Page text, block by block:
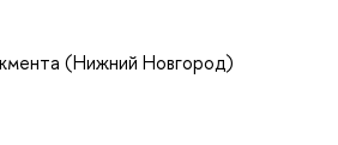
(Нижний Новгород)